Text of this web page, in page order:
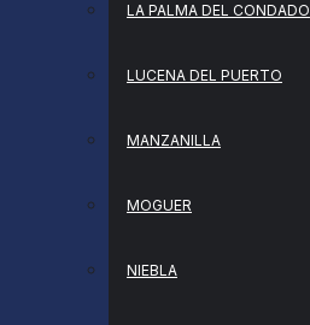
LA PALMA DEL CONDADO
LUCENA DEL PUERTO
MANZANILLA
MOGUER
NIEBLA